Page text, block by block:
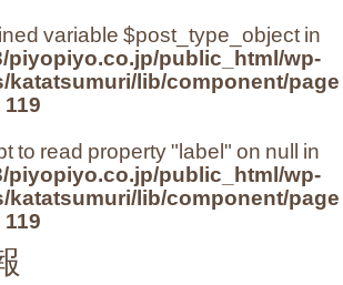
覧
覧
問
variable $post_type_object in
piyopiyo.co.jp/public_html/wp-
katatsumuri/lib/component/page
119
to read property "label" on null in
piyopiyo.co.jp/public_html/wp-
katatsumuri/lib/component/page
119